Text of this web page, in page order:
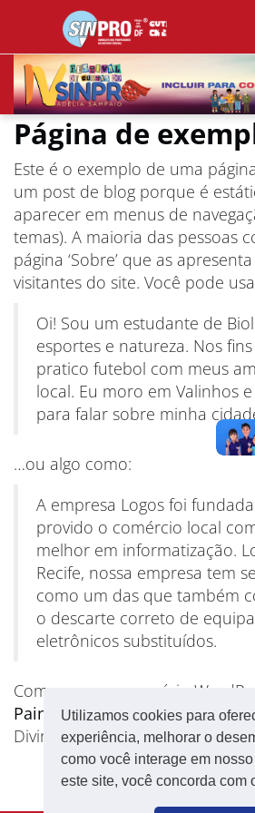
Utilizamos cookies para
experiência, melhorar o
como você interage em
este site, você concorda com
Página de
Este é o exemplo de uma
um post de blog porque é
aparecer em menus de
temas). A maioria das pessoas
página ‘Sobre’ que as
visitantes do site. Você pode
Oi! Sou um estudante de
esportes e natureza. Nos
pratico futebol com meus
local. Eu moro em Valinhos
para falar sobre minha
…ou algo como:
A empresa Logos foi
provido o comércio local
melhor em informatização.
Recife, nossa empresa tem
como um das que também
o descarte correto de
eletrônicos substituídos.
Como um novo usuário
Painel para excluir este
Divirta-se!